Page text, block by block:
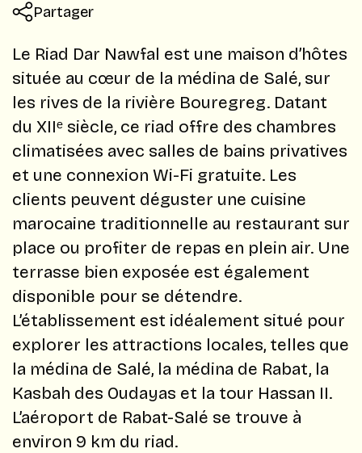
Partager
Le Riad Dar Nawfal est une maison d’hôtes
située au cœur de la médina de Salé, sur
les rives de la rivière Bouregreg. Datant
du XIIᵉ siècle, ce riad offre des chambres
climatisées avec salles de bains privatives
et une connexion Wi-Fi gratuite. Les
clients peuvent déguster une cuisine
marocaine traditionnelle au restaurant sur
place ou profiter de repas en plein air. Une
terrasse bien exposée est également
disponible pour se détendre. ​
L’établissement est idéalement situé pour
explorer les attractions locales, telles que
la médina de Salé, la médina de Rabat, la
Kasbah des Oudayas et la tour Hassan II.
L’aéroport de Rabat-Salé se trouve à
environ 9 km du riad. ​